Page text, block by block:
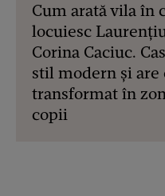
Cum arată vila în
locuiesc
Corina Caciuc.
stil modern și are
transformat în
copii